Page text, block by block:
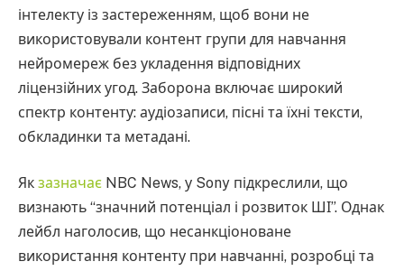
інтелекту із застереженням, щоб вони не
використовували контент групи для навчання
нейромереж без укладення відповідних
ліцензійних угод. Заборона включає широкий
спектр контенту: аудіозаписи, пісні та їхні тексти,
обкладинки та метадані.
Як зазначає NBC News, у Sony підкреслили, що
визнають “значний потенціал і розвиток ШІ”. Однак
лейбл наголосив, що несанкціоноване
використання контенту при навчанні, розробці та